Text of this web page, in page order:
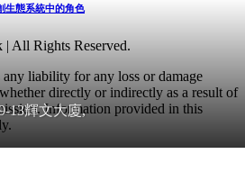
13輝文大廈,
生態系統中的角色
All Rights Reserved.
liability for any loss or damage
directly or indirectly as a result of
Information provided in this